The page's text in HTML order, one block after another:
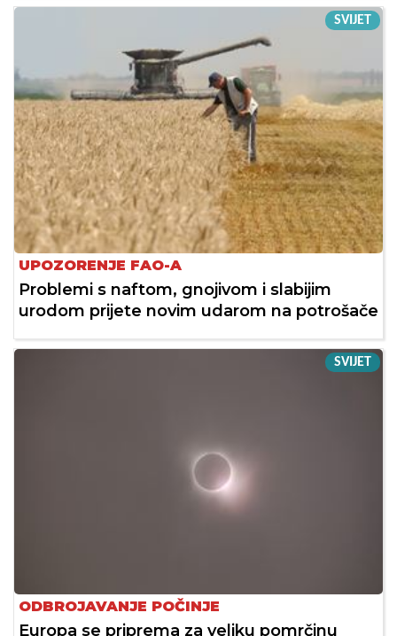
SVIJET
UPOZORENJE FAO-A
Problemi s naftom, gnojivom i slabijim
urodom prijete novim udarom na potrošače
SVIJET
ODBROJAVANJE POČINJE
Europa se priprema za veliku pomrčinu